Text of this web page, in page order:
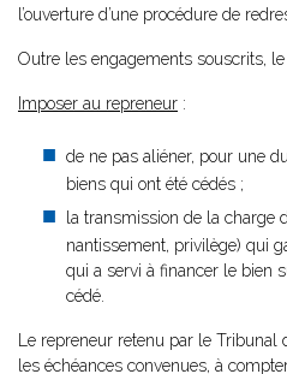
l’ouverture d’une procédure de
Outre les engagements souscrits,
Imposer au repreneur :
de ne pas aliéner, pour une
biens qui ont été cédés ;
la transmission de la charge
nantissement, privilège) qui
qui a servi à financer le bien
cédé.
Le repreneur retenu par le
les échéances convenues, à